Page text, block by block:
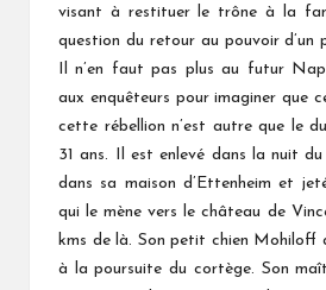
visant à restituer le trône à la
question du retour au pouvoir d’un
Il n’en faut pas plus au futur
aux enquêteurs pour imaginer que
cette rébellion n’est autre que le
31 ans. Il est enlevé dans la nuit
dans sa maison d’Ettenheim et
qui le mène vers le château de
kms de là. Son petit chien Mohiloff
à la poursuite du cortège. Son